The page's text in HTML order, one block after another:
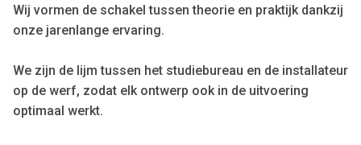
Wij vormen de schakel tussen theorie en praktijk dankzij
onze jarenlange ervaring.
We zijn de lijm tussen het studiebureau en de installateur
op de werf, zodat elk ontwerp ook in de uitvoering
optimaal werkt.